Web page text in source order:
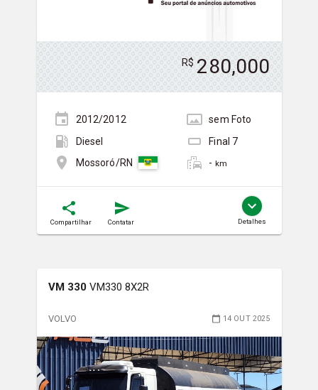
R$ 280,000
2012/2012 sem Foto
Diesel
Final 7
Mossoró/RN
- km
Compartilhar Contatar Detalhes
VM 330 VM330 8X2R
VOLVO 14 OUT 2025